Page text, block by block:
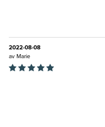
2022-08-08
av Marie